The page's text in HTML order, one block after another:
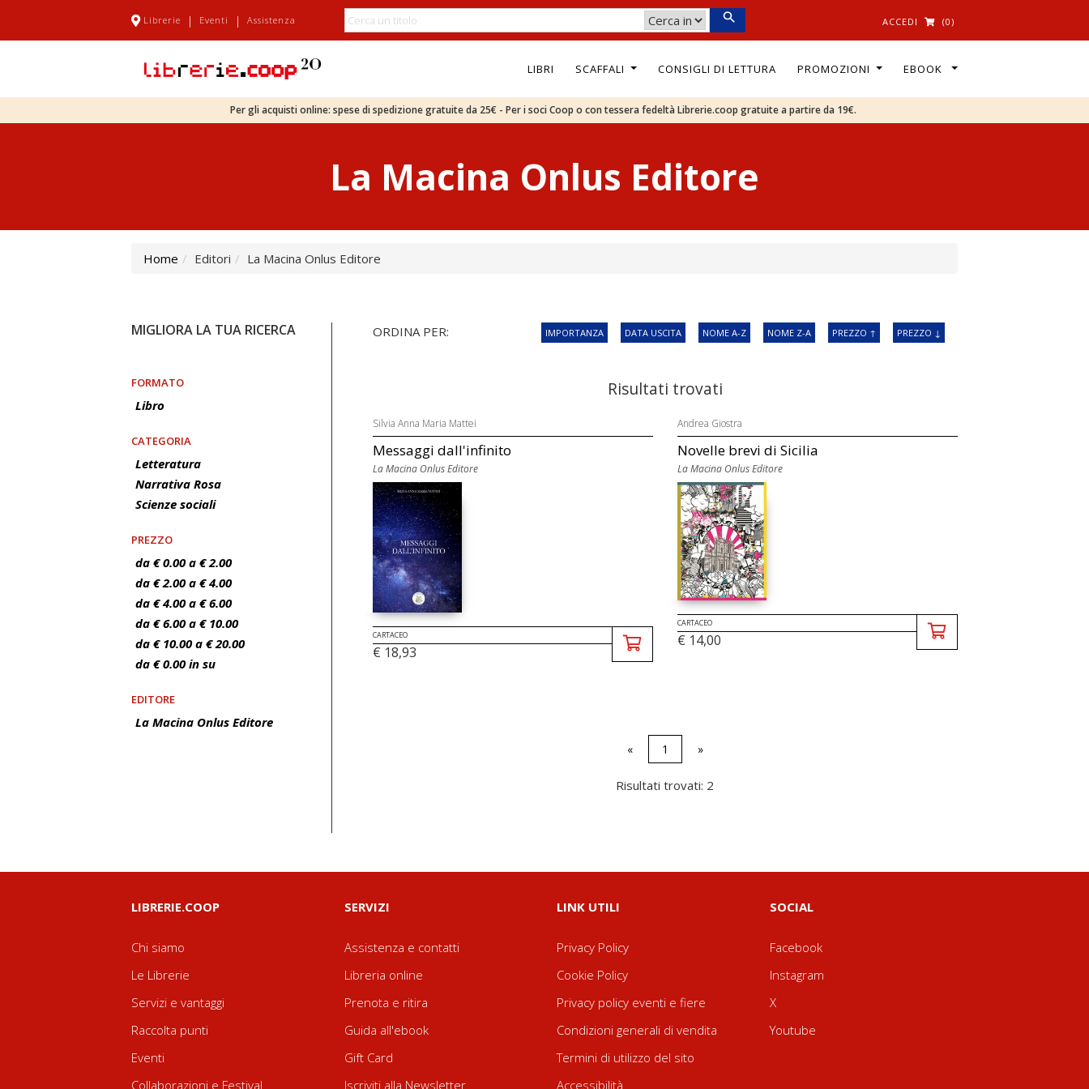
Librerie | Eventi | Assistenza ACCEDI (0)
LIBRI SCAFFALI CONSIGLI DI LETTURA PROMOZIONI EBOOK
Per gli acquisti online: spese di spedizione gratuite da 25€ - Per i soci Coop o con tessera fedeltà Librerie.coop gratuite a partire da 19€.
La Macina Onlus Editore
Home Editori La Macina Onlus Editore
MIGLIORA LA TUA RICERCA
FORMATO
Libro
CATEGORIA
Letteratura
Narrativa Rosa
Scienze sociali
PREZZO
da € 0.00 a € 2.00
da € 2.00 a € 4.00
da € 4.00 a € 6.00
da € 6.00 a € 10.00
da € 10.00 a € 20.00
da € 0.00 in su
EDITORE
La Macina Onlus Editore
ORDINA PER: IMPORTANZA DATA USCITA NOME A-Z NOME Z-A PREZZO ↑ PREZZO ↓
Risultati trovati
Silvia Anna Maria Mattei
Messaggi dall'infinito
La Macina Onlus Editore
CARTACEO
€ 18,93
Andrea Giostra
Novelle brevi di Sicilia
La Macina Onlus Editore
CARTACEO
€ 14,00
« 1 »
Risultati trovati: 2
LIBRERIE.COOP
Chi siamo
Le Librerie
Servizi e vantaggi
Raccolta punti
Eventi
Collaborazioni e Festival
SERVIZI
Assistenza e contatti
Libreria online
Prenota e ritira
Guida all'ebook
Gift Card
Iscriviti alla Newsletter
LINK UTILI
Privacy Policy
Cookie Policy
Privacy policy eventi e fiere
Condizioni generali di vendita
Termini di utilizzo del sito
Accessibilità
SOCIAL
Facebook
Instagram
X
Youtube